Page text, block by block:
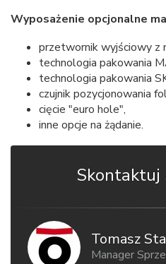
Wyposażenie opcjonalne
przetwornik wyjściowy z
technologia pakowania
technologia pakowania
czujnik pozycjonowania
cięcie "euro hole",
inne opcje na żądanie.
Skontaktuj
Tomasz
Manager